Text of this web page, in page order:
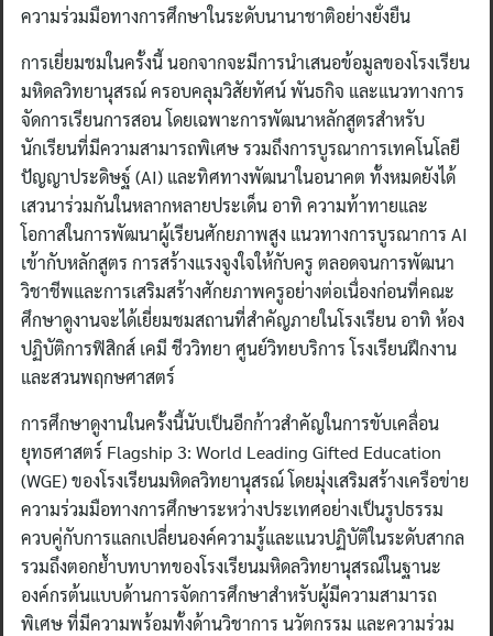
ความร่วมมือทางการศึกษาในระดับนานาชาติอย่างยั่งยืน
การเยี่ยมชมในครั้งนี้ นอกจากจะมีการนำเสนอข้อมูลของโรงเรียน
มหิดลวิทยานุสรณ์ ครอบคลุมวิสัยทัศน์ พันธกิจ และแนวทางการ
จัดการเรียนการสอน โดยเฉพาะการพัฒนาหลักสูตรสำหรับ
นักเรียนที่มีความสามารถพิเศษ รวมถึงการบูรณาการเทคโนโลยี
ปัญญาประดิษฐ์ (AI) และทิศทางพัฒนาในอนาคต ทั้งหมดยังได้
เสวนาร่วมกันในหลากหลายประเด็น อาทิ ความท้าทายและ
โอกาสในการพัฒนาผู้เรียนศักยภาพสูง แนวทางการบูรณาการ AI
เข้ากับหลักสูตร การสร้างแรงจูงใจให้กับครู ตลอดจนการพัฒนา
วิชาชีพและการเสริมสร้างศักยภาพครูอย่างต่อเนื่องก่อนที่คณะ
ศึกษาดูงานจะได้เยี่ยมชมสถานที่สำคัญภายในโรงเรียน อาทิ ห้อง
ปฏิบัติการฟิสิกส์ เคมี ชีววิทยา ศูนย์วิทยบริการ โรงเรียนฝึกงาน
และสวนพฤกษศาสตร์
การศึกษาดูงานในครั้งนี้นับเป็นอีกก้าวสำคัญในการขับเคลื่อน
ยุทธศาสตร์ Flagship 3: World Leading Gifted Education
(WGE) ของโรงเรียนมหิดลวิทยานุสรณ์ โดยมุ่งเสริมสร้างเครือข่าย
ความร่วมมือทางการศึกษาระหว่างประเทศอย่างเป็นรูปธรรม
ควบคู่กับการแลกเปลี่ยนองค์ความรู้และแนวปฏิบัติในระดับสากล
รวมถึงตอกย้ำบทบาทของโรงเรียนมหิดลวิทยานุสรณ์ในฐานะ
องค์กรต้นแบบด้านการจัดการศึกษาสำหรับผู้มีความสามารถ
พิเศษ ที่มีความพร้อมทั้งด้านวิชาการ นวัตกรรม และความร่วม